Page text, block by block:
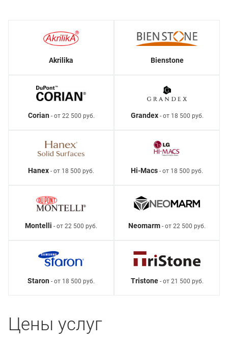
Akrilika Bienstone
Corian- от 22 500 руб. Grandex- от 18 500 руб.
Hanex - от 18 500 руб. Hi-Macs - от 18 500 руб.
Montelli - от 22 500 руб. Neomarm - от 22 500 руб.
Staron - от 18 500 руб. Tristone- от 21 500 руб.
Цены услуг